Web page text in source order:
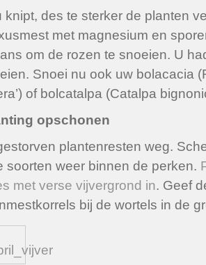
knipt, des te sterker de planten
met magnesium en
om de rozen te snoeien. U
Snoei nu ook uw bolacacia
of bolcatalpa (Catalpa
opschonen
plantenresten weg.
soorten weer binnen de perken.
met verse vijvergrond in. Geef
bij de wortels in de